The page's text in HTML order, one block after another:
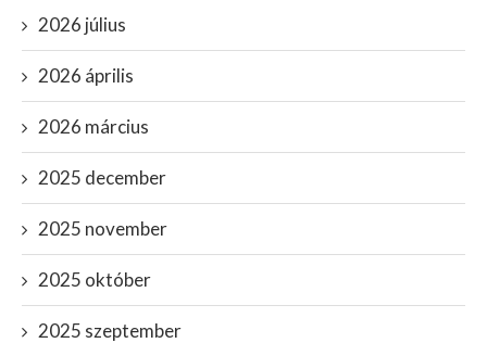
2026 július
2026 április
2026 március
2025 december
2025 november
2025 október
2025 szeptember